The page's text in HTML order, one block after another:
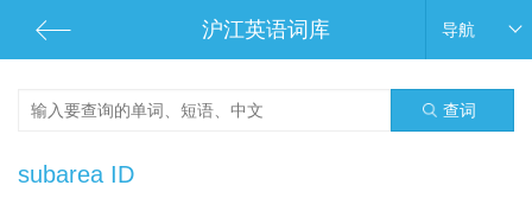
沪江英语词库 导航
查词
subarea ID